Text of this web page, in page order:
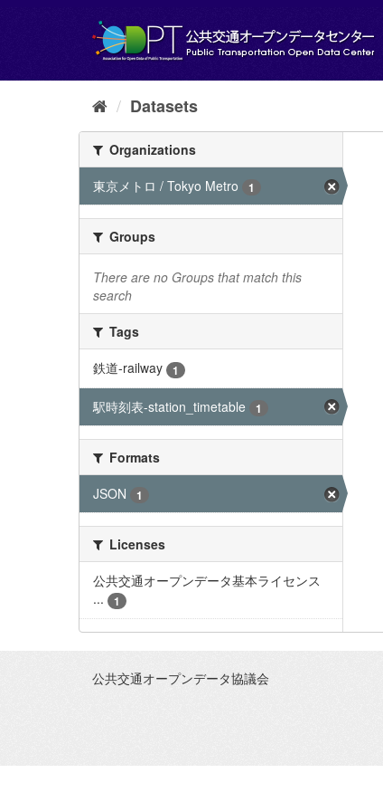
Datasets
Organizations
東京メトロ / Tokyo Metro
1
Groups
There are no Groups that match this
search
Tags
鉄道-railway
1
駅時刻表-station_timetable 1
Formats
JSON
1
Licenses
公共交通オープンデータ基本ライセンス
...
1
公共交通オープンデータ協議会